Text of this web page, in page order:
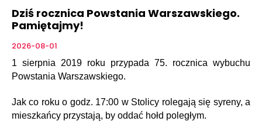
Dziś rocznica Powstania Warszawskiego.
Pamiętajmy!
2026-08-01
1 sierpnia 2019 roku przypada 75. rocznica wybuchu
Powstania Warszawskiego.
Jak co roku o godz. 17:00 w Stolicy rolegają się syreny, a
mieszkańcy przystają, by oddać hołd poległym.